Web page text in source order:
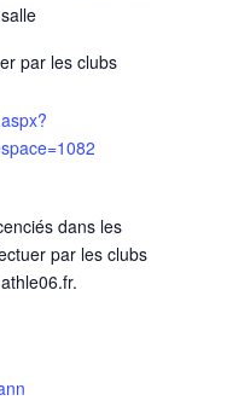
par les clubs
dans les
par les clubs